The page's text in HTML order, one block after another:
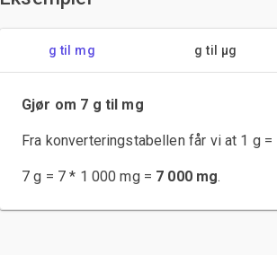
g til mg g til µg
Gjør om 7 g til mg
Fra konverteringstabellen får vi at 1 g =
7 g = 7 * 1 000 mg = 7 000 mg.